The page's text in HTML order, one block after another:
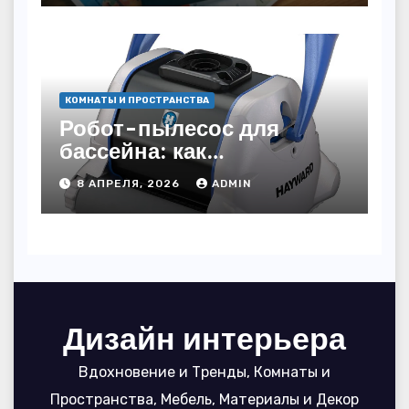
КОМНАТЫ И ПРОСТРАНСТВА
Робот-пылесос для
бассейна: как
пользоваться, чтобы
вода блестела, а
устройство служило 7
8 АПРЕЛЯ, 2026 ADMIN
Дизайн интерьера
Вдохновение и Тренды, Комнаты и
Пространства, Мебель, Материалы и Декор